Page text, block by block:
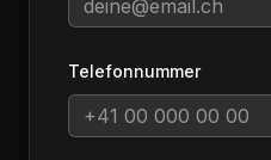
Telefonnummer